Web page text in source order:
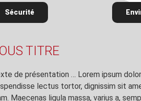
Sécurité
TITRE
de présentation … Lorem ipsum
lectus tortor, dignissim sit
Maecenas ligula massa, varius a,